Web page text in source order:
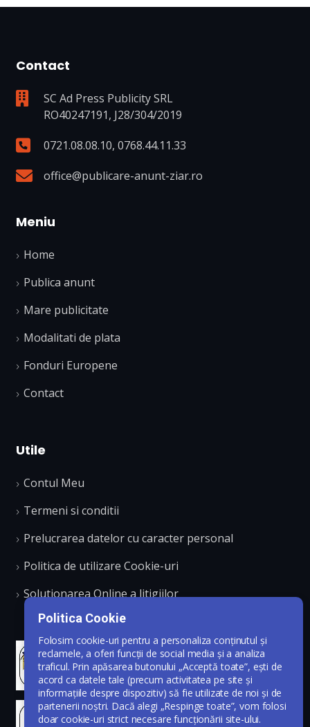
Contact
SC Ad Press Publicity SRL
RO40247191, J28/304/2019
0721.08.08.10, 0768.44.11.33
office@publicare-anunt-ziar.ro
Meniu
Home
Publica anunt
Mare publicitate
Modalitati de plata
Fonduri Europene
Contact
Utile
Contul Meu
Termeni si conditii
Prelucrarea datelor cu caracter personal
Politica de utilizare Cookie-uri
Solutionarea Online a litigiilor
Politica Cookie
Folosim cookie-uri pentru a personaliza conținutul și
reclamele, a oferi funcții de social media și a analiza
traficul. Prin apăsarea butonului „Acceptă toate”, ești de
acord ca datele tale (precum activitatea pe site și
informațiile despre dispozitiv) să fie utilizate de noi și de
partenerii noștri. Dacă alegi „Respinge toate”, vom folosi
doar cookie-uri strict necesare funcționării site-ului.